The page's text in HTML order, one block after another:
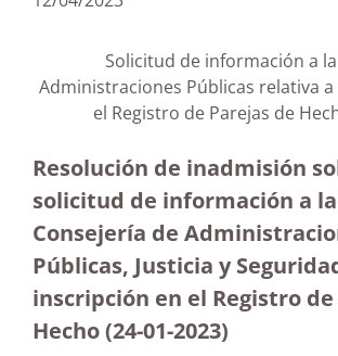
Solicitud de información a
Administraciones Públicas relativa
el Registro de Parejas de
Resolución de inadmisión
solicitud de información a la
Consejería de
Públicas, Justicia y
inscripción en el Registro
Hecho(24-01-2023)